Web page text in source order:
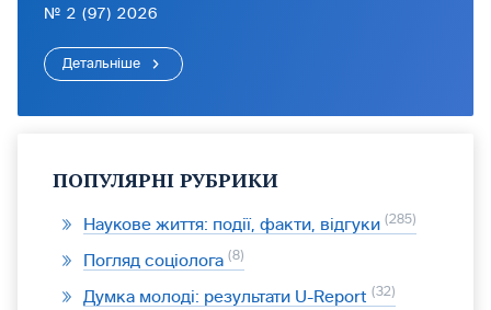
№ 2 (97) 2026
Детальніше
ПОПУЛЯРНІ РУБРИКИ
Наукове життя: події, факти, відгуки 285
Погляд соціолога 8
Думка молоді: результати U-Report 32